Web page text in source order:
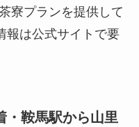
寮プランを提供して
報は公式サイトで要
・鞍馬駅から山里